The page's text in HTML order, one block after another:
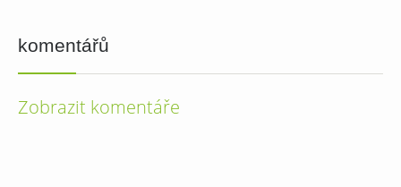
komentářů
Zobrazit komentáře